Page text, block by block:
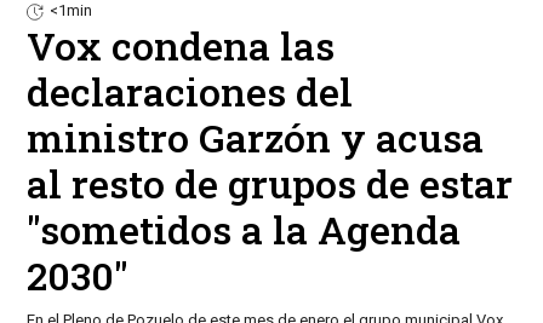
<1min
Vox condena las
declaraciones del
ministro Garzón y acusa
al resto de grupos de estar
"sometidos a la Agenda
2030"